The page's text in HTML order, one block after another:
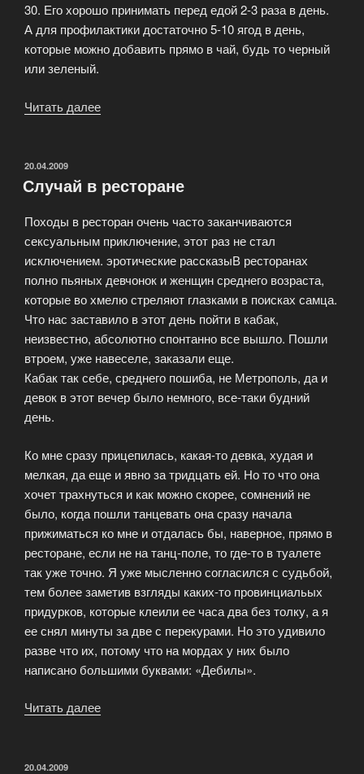
30. Его хорошо принимать перед едой 2-3 раза в день.
А для профилактики достаточно 5-10 ягод в день,
которые можно добавить прямо в чай, будь то черный
или зеленый.
Читать далее
ОПУБЛИКОВАНО
20.04.2009
Случай в ресторане
Походы в ресторан очень часто заканчиваются
сексуальным приключение, этот раз не стал
исключением. эротические рассказыВ ресторанах
полно пьяных девчонок и женщин среднего возраста,
которые во хмелю стреляют глазками в поисках самца.
Что нас заставило в этот день пойти в кабак,
неизвестно, абсолютно спонтанно все вышло. Пошли
втроем, уже навеселе, заказали еще.
Кабак так себе, среднего пошиба, не Метрополь, да и
девок в этот вечер было немного, все-таки будний
день.
Ко мне сразу прицепилась, какая-то девка, худая и
мелкая, да еще и явно за тридцать ей. Но то что она
хочет трахнуться и как можно скорее, сомнений не
было, когда пошли танцевать она сразу начала
прижиматься ко мне и отдалась бы, наверное, прямо в
ресторане, если не на танц-поле, то где-то в туалете
так уже точно. Я уже мысленно согласился с судьбой,
тем более заметив взгляды каких-то провинциальых
придурков, которые клеили ее часа два без толку, а я
ее снял минуты за две с перекурами. Но это удивило
разве что их, потому что на мордах у них было
написано большими буквами: «Дебилы».
Читать далее
ОПУБЛИКОВАНО
20.04.2009